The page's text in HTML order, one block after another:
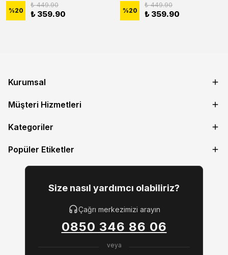
%20
₺ 449.90
₺ 359.90 %20
₺ 449.90
₺ 359.90
Kurumsal
Müşteri Hizmetleri
Kategoriler
Popüler Etiketler
Size nasıl yardımcı olabiliriz?
Çağrı merkezimizi arayın
0850 346 86 06